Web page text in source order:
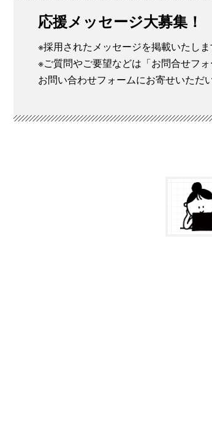
応援メッセージ大募集！
※採用されたメッセージを掲載いたしま
※ご質問やご要望などは「お問合せフォ
お問い合わせフォームにお寄せいただ